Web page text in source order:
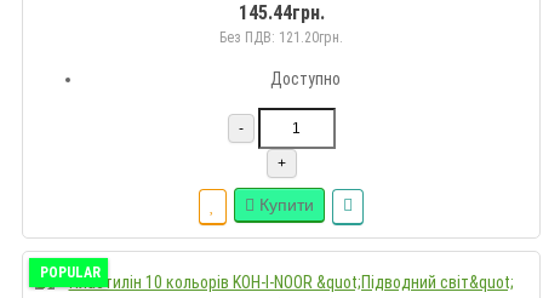
145.44грн.
Без ПДВ: 121.20грн.
Доступно
-
+
Купити
POPULAR